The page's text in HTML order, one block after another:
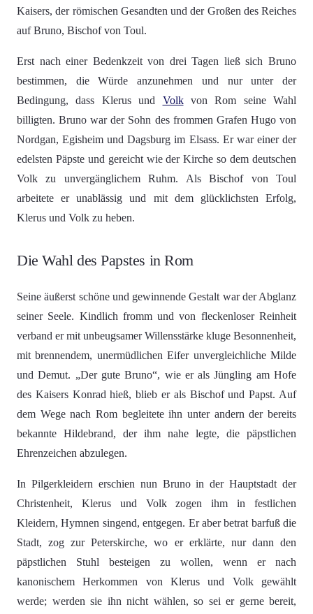
Kaisers, der römischen Gesandten und der Großen des Reiches
auf Bruno, Bischof von Toul.
Erst nach einer Bedenkzeit von drei Tagen ließ sich Bruno
bestimmen, die Würde anzunehmen und nur unter der
Bedingung, dass Klerus und Volkvon Rom seine Wahl
billigten. Bruno war der Sohn des frommen Grafen Hugo von
Nordgan, Egisheim und Dagsburg im Elsass. Er war einer der
edelsten Päpste und gereicht wie der Kirche so dem deutschen
Volk zu unvergänglichem Ruhm. Als Bischof von Toul
arbeitete er unablässig und mit dem glücklichsten Erfolg,
Klerus und Volk zu heben.
Die Wahl des Papstes in Rom
Seine äußerst schöne und gewinnende Gestalt war der Abglanz
seiner Seele. Kindlich fromm und von fleckenloser Reinheit
verband er mit unbeugsamer Willensstärke kluge Besonnenheit,
mit brennendem, unermüdlichen Eifer unvergleichliche Milde
und Demut. „Der gute Bruno“, wie er als Jüngling am Hofe
des Kaisers Konrad hieß, blieb er als Bischof und Papst. Auf
dem Wege nach Rom begleitete ihn unter andern der bereits
bekannte Hildebrand, der ihm nahe legte, die päpstlichen
Ehrenzeichen abzulegen.
In Pilgerkleidern erschien nun Bruno in der Hauptstadt der
Christenheit, Klerus und Volk zogen ihm in festlichen
Kleidern, Hymnen singend, entgegen. Er aber betrat barfuß die
Stadt, zog zur Peterskirche, wo er erklärte, nur dann den
päpstlichen Stuhl besteigen zu wollen, wenn er nach
kanonischem Herkommen von Klerus und Volk gewählt
werde; werden sie ihn nicht wählen, so sei er gerne bereit,